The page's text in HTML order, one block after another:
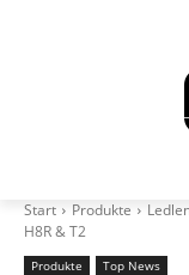
Start Produkte
H8R & T2
Produkte Top News